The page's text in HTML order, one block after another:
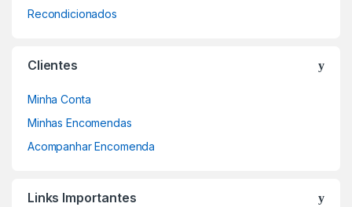
Recondicionados
Clientes
Minha Conta
Minhas Encomendas
Acompanhar Encomenda
Links Importantes